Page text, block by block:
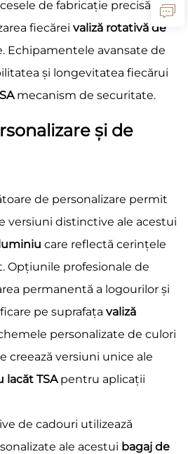
de fabricație precisă
fiecărei valiză rotativă de
Echipamentele avansate de
și longevitatea fiecărui
mecanism de securitate.
și de
de personalizare permit
versiuni distinctive ale acestui
care reflectă cerințele
Opțiunile profesionale de
permanentă a logourilor și
pe suprafața valiză
personalizate de culori
creează versiuni unice ale
lacăt TSA pentru aplicații
de cadouri utilizează
ale acestui bagaj de